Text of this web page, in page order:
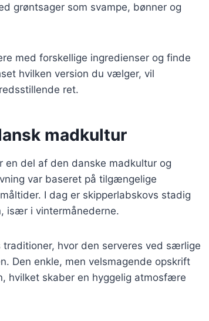
grøntsager som svampe, bønner og
med forskellige ingredienser og finde
hvilken version du vælger, vil
ret.
madkultur
en del af den danske madkultur og
var baseret på tilgængelige
I dag er skipperlabskovs stadig
især i vintermånederne.
hvor den serveres ved særlige
Den enkle, men velsmagende opskrift
hvilket skaber en hyggelig atmosfære